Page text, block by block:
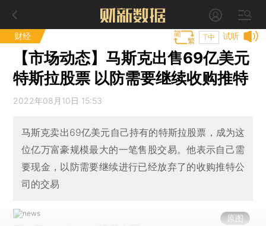
财经 试听
T中
【市场动态】马斯克出售69亿美元
特斯拉股票 以防需要继续收购推特
2022年08月10日 15:53
马斯克卖出69亿美元自己持有的特斯拉股票，成为这
位亿万富豪规模最大的一笔售股交易。他表示自己需
要现金，以防需要继续进行已经放弃了的收购推特公
司的交易
原图